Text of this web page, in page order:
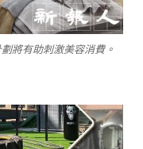
將有助刺激美容消費。